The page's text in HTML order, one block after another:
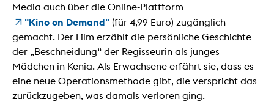
Media auch über die Online-Plattform
"Kino on Demand" (für 4,99 Euro) zugänglich
gemacht. Der Film erzählt die persönliche Geschichte
der „Beschneidung“ der Regisseurin als junges
Mädchen in Kenia. Als Erwachsene erfährt sie, dass es
eine neue Operationsmethode gibt, die verspricht das
zurückzugeben, was damals verloren ging.